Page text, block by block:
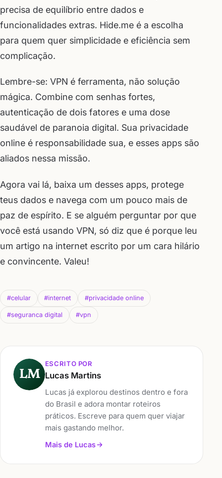
precisa de equilíbrio entre dados e
funcionalidades extras. Hide.me é a escolha
para quem quer simplicidade e eficiência sem
complicação.
Lembre-se: VPN é ferramenta, não solução
mágica. Combine com senhas fortes,
autenticação de dois fatores e uma dose
saudável de paranoia digital. Sua privacidade
online é responsabilidade sua, e esses apps são
aliados nessa missão.
Agora vai lá, baixa um desses apps, protege
teus dados e navega com um pouco mais de
paz de espírito. E se alguém perguntar por que
você está usando VPN, só diz que é porque leu
um artigo na internet escrito por um cara hilário
e convincente. Valeu!
#celular #internet #privacidade online
#seguranca digital #vpn
LM
ESCRITO POR
Lucas Martins
Lucas já explorou destinos dentro e fora
do Brasil e adora montar roteiros
práticos. Escreve para quem quer viajar
mais gastando melhor.
Mais de Lucas